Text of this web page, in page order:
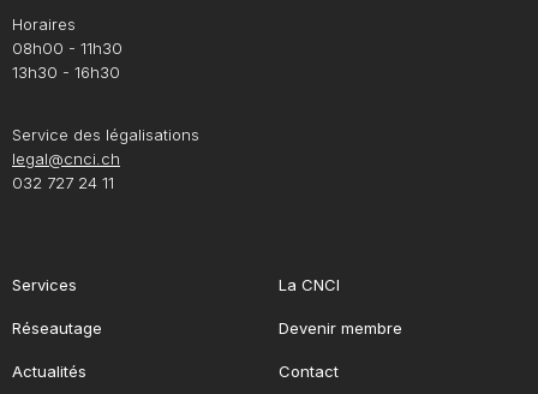
Horaires
08h00 - 11h30
13h30 - 16h30
Service des légalisations
legal@cnci.ch
032 727 24 11
Services
Réseautage
Actualités
La CNCI
Devenir membre
Contact